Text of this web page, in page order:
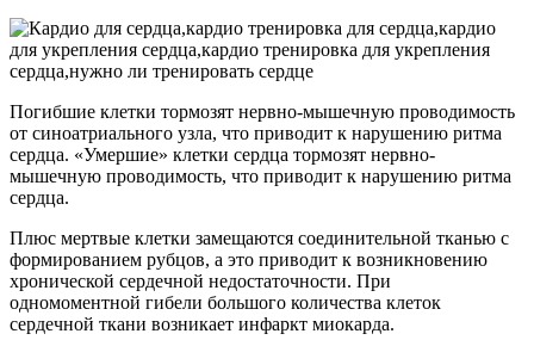
Погибшие клетки тормозят нервно-мышечную проводимость
от синоатриального узла, что приводит к нарушению ритма
сердца. «Умершие» клетки сердца тормозят нервно-
мышечную проводимость, что приводит к нарушению ритма
сердца.
Плюс мертвые клетки замещаются соединительной тканью с
формированием рубцов, а это приводит к возникновению
хронической сердечной недостаточности. При
одномоментной гибели большого количества клеток
сердечной ткани возникает инфаркт миокарда.